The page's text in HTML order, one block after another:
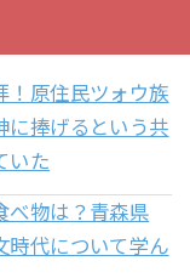
！原住民ツォウ族
に捧げるという共
いた
べ物は？青森県
時代について学ん